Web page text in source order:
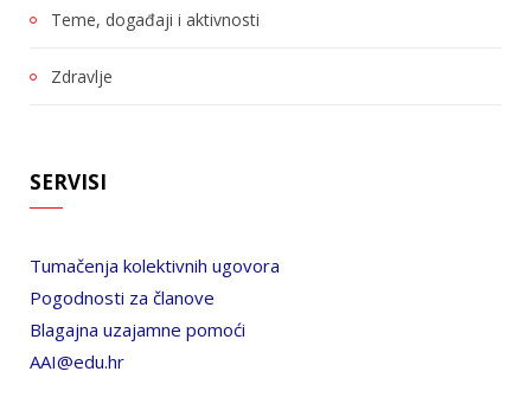
Teme, događaji i aktivnosti
Zdravlje
SERVISI
Tumačenja kolektivnih ugovora
Pogodnosti za članove
Blagajna uzajamne pomoći
AAI@edu.hr